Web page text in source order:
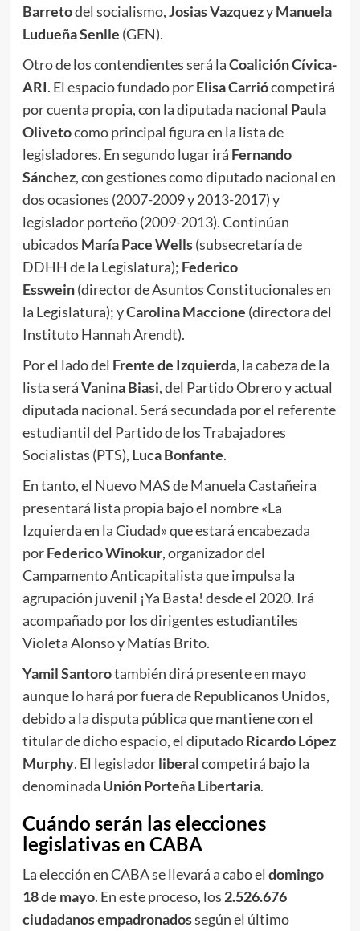
Barretodel socialismo,Josias VazquezyManuela
Ludueña Senlle (GEN).
Otro de los contendientes será laCoalición Cívica-
ARI. El espacio fundado porElisa Carriócompetirá
por cuenta propia, con la diputada nacional Paula
Olivetocomo principal figura en la lista de
legisladores. En segundo lugar irá Fernando
Sánchez, con gestiones como diputado nacional en
dos ocasiones (2007-2009 y 2013-2017) y
legislador porteño (2009-2013). Continúan
ubicados María Pace Wells(subsecretaría de
DDHH de la Legislatura); Federico
Esswein(director de Asuntos Constitucionales en
la Legislatura); yCarolina Maccione (directora del
Instituto Hannah Arendt).
Por el lado del Frente de Izquierda, la cabeza de la
lista seráVanina Biasi, del Partido Obrero y actual
diputada nacional. Será secundada por el referente
estudiantil del Partido de los Trabajadores
Socialistas (PTS), Luca Bonfante.
En tanto, el Nuevo MAS de Manuela Castañeira
presentará lista propia bajo el nombre «La
Izquierda en la Ciudad» que estará encabezada
porFederico Winokur, organizador del
Campamento Anticapitalista que impulsa la
agrupación juvenil ¡Ya Basta! desde el 2020. Irá
acompañado por los dirigentes estudiantiles
Violeta Alonso y Matías Brito.
Yamil Santorotambién dirá presente en mayo
aunque lo hará por fuera de Republicanos Unidos,
debido a la disputa pública que mantiene con el
titular de dicho espacio, el diputadoRicardo López
Murphy. El legisladorliberalcompetirá bajo la
denominada Unión Porteña Libertaria.
Cuándo serán las elecciones
legislativas en CABA
La elección en CABA se llevará a cabo el domingo
18 de mayo. En este proceso, los 2.526.676
ciudadanos empadronadossegún el último